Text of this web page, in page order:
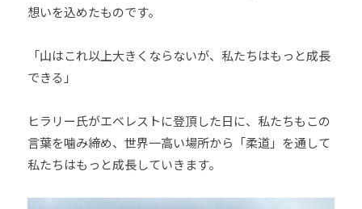
想いを込めたものです。
「山はこれ以上大きくならないが、私たちはもっと成長
できる」
ヒラリー氏がエベレストに登頂した日に、私たちもこの
言葉を噛み締め、世界一高い場所から「柔道」を通して
私たちはもっと成長していきます。